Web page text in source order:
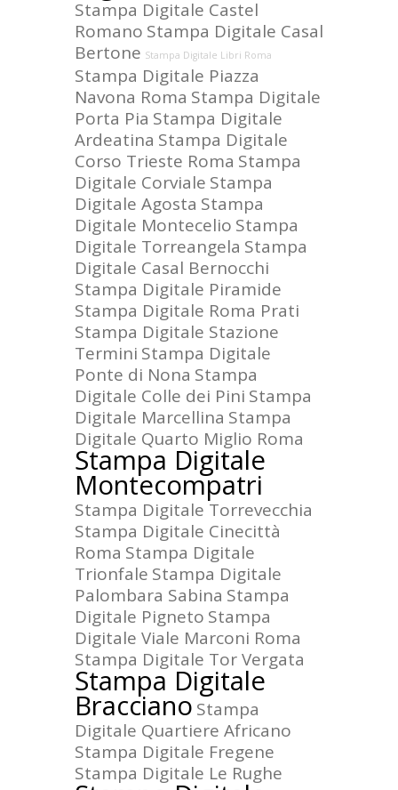
Stampa Digitale Castel
Romano Stampa Digitale Casal
Bertone Stampa Digitale Libri Roma
Stampa Digitale Piazza
Navona Roma Stampa Digitale
Porta Pia Stampa Digitale
Ardeatina Stampa Digitale
Corso Trieste Roma Stampa
Digitale Corviale Stampa
Digitale Agosta Stampa
Digitale Montecelio Stampa
Digitale Torreangela Stampa
Digitale Casal Bernocchi
Stampa Digitale Piramide
Stampa Digitale Roma Prati
Stampa Digitale Stazione
Termini Stampa Digitale
Ponte di Nona Stampa
Digitale Colle dei Pini Stampa
Digitale Marcellina Stampa
Digitale Quarto Miglio Roma
Stampa Digitale
Montecompatri
Stampa Digitale Torrevecchia
Stampa Digitale Cinecittà
Roma Stampa Digitale
Trionfale Stampa Digitale
Palombara Sabina Stampa
Digitale Pigneto Stampa
Digitale Viale Marconi Roma
Stampa Digitale Tor Vergata
Stampa Digitale
Bracciano Stampa
Digitale Quartiere Africano
Stampa Digitale Fregene
Stampa Digitale Le Rughe